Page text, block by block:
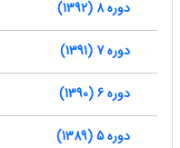
دوره 8 (1392)
دوره 7 (1391)
دوره 6 (1390)
دوره 5 (1389)